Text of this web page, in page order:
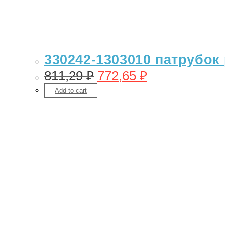
330242-1303010
811,29₽ 772,65 ₽
Add to cart